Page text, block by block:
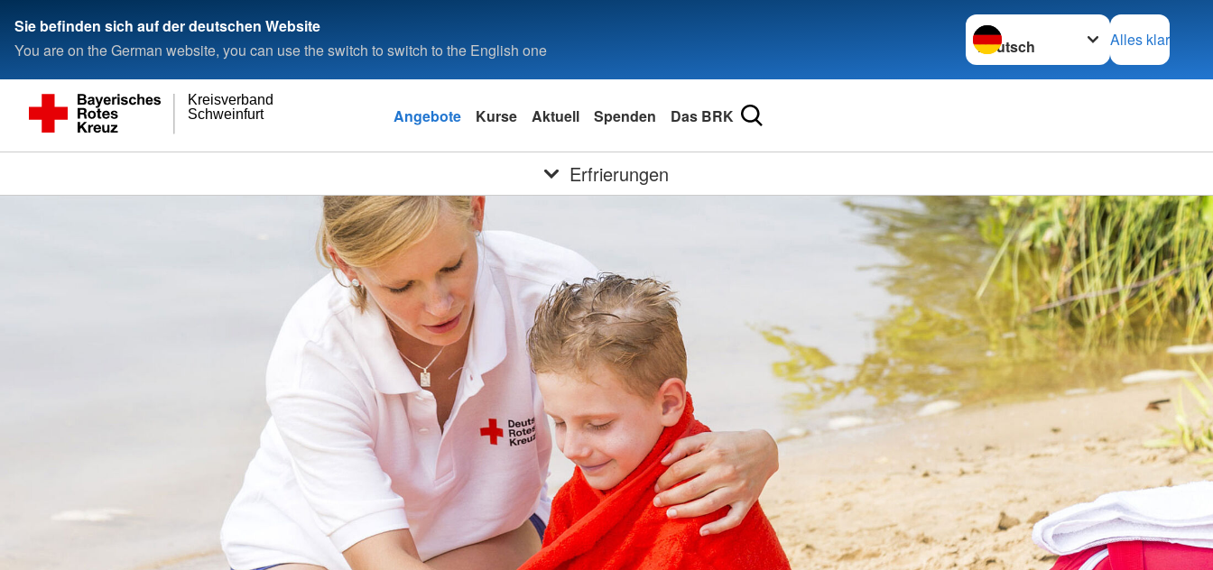
Sie befinden sich auf der deutschen Website
You are on the German website, you can use the switch to switch to the English one
Sprache wechseln zu
Alles klar
Schweinfurt
Kreisverband
Angebote Kurse Aktuell Spenden Das BRK
Erfrierungen